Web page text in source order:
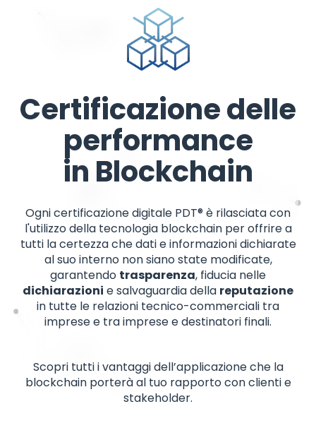
Scopri di più
Certificazione delle
performance
in Blockchain
Ogni certificazione digitale PDT® è rilasciata con
l'utilizzo della tecnologia blockchain per offrire a
tutti la certezza che dati e informazioni dichiarate
al suo interno non siano state modificate,
garantendo trasparenza, fiducia nelle
dichiarazioni e salvaguardia della reputazione
in tutte le relazioni tecnico-commerciali tra
imprese e tra imprese e destinatori finali.
Scopri tutti i vantaggi dell’applicazione che la
blockchain porterà al tuo rapporto con clienti e
stakeholder.